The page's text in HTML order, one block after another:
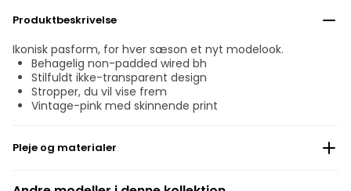
Produktbeskrivelse
Ikonisk pasform, for hver sæson et nyt modelook.
Behagelig non-padded wired bh
Stilfuldt ikke-transparent design
Stropper, du vil vise frem
Vintage-pink med skinnende print
Pleje og materialer